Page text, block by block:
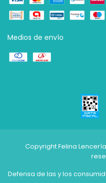
Medios de envío
Copyright Felina
Defensa de las y los